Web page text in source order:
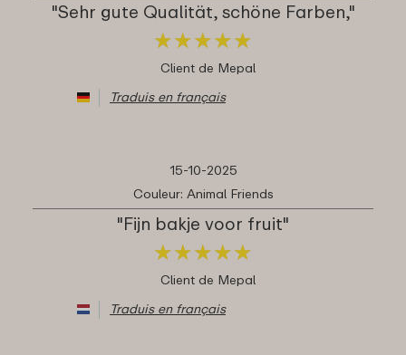
"Sehr gute Qualität, schöne Farben,"
★★★★★
★★★★★
Client de Mepal
Traduis en français
15-10-2025
Couleur: Animal Friends
"Fijn bakje voor fruit"
★★★★★
★★★★★
Client de Mepal
Traduis en français